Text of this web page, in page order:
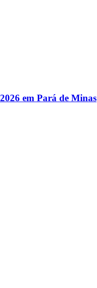
em Pará de Minas